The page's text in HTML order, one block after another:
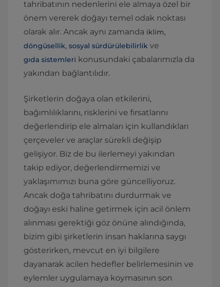
tahribatının nedenlerini ele almaya özel bir
önem vererek doğayı temel odak noktası
olarak alır. Ancak aynı zamanda iklim,
döngüsellik, sosyal sürdürülebilirlik ve
gıda sistemleri konusundaki çabalarımızla da
yakından bağlantılıdır.
Şirketlerin doğaya olan etkilerini,
bağımlılıklarını, risklerini ve fırsatlarını
değerlendirip ele almaları için kullandıkları
çerçeveler ve araçlar sürekli değişip
gelişiyor. Biz de bu ilerlemeyi yakından
takip ediyor, değerlendirmemizi ve
yaklaşımımızı buna göre güncelliyoruz.
Ancak doğa tahribatını durdurmak ve
doğayı eski haline getirmek için acil önlem
alınması gerektiği göz önüne alındığında,
bizim gibi şirketlerin insan haklarına saygı
gösterirken, mevcut en iyi bilgilere
dayanarak acilen hedefler belirlemesinin ve
eylemler uygulamaya koymasının son